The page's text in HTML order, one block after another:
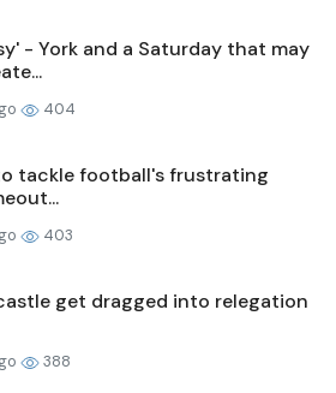
- York and a Saturday that may
404
tackle football's frustrating
403
get dragged into relegation
388